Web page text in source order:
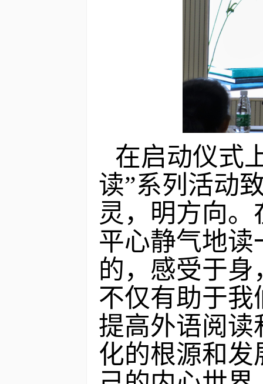
在启动仪式
读”系列活动
灵，明方向
平心静气地
的，感受于
不仅有助于
提高外语阅读
化的根源和